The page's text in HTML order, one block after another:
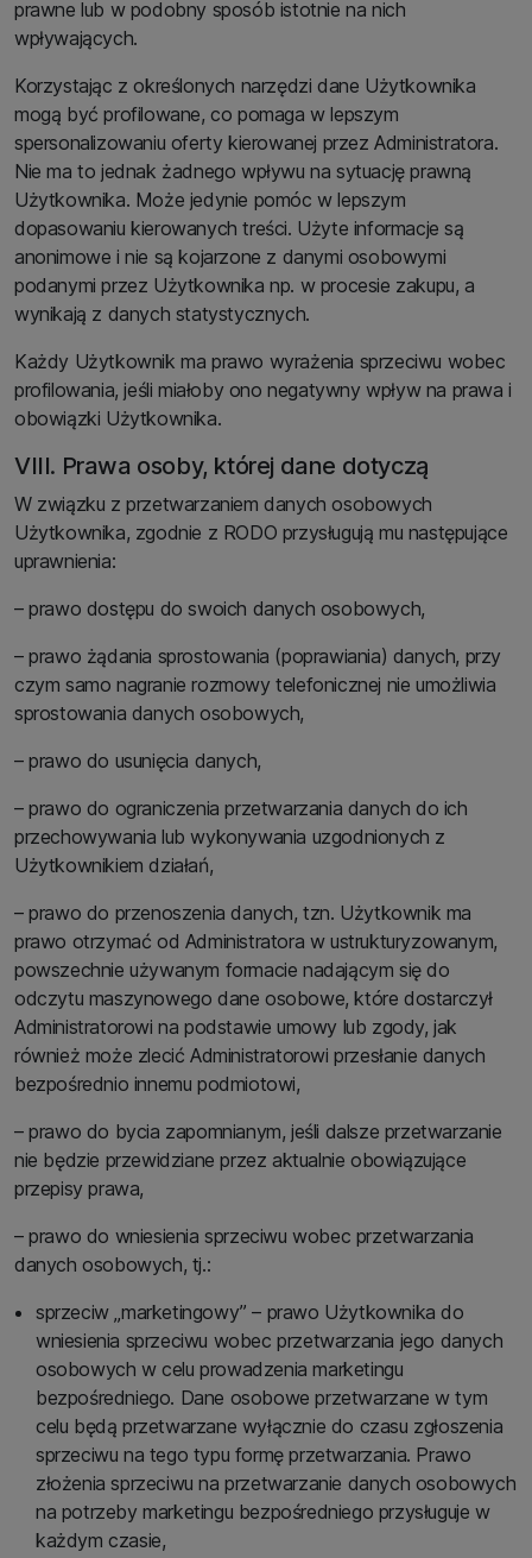
prawne lub w podobny sposób istotnie na nich
wpływających.
Korzystając z określonych narzędzi dane Użytkownika
mogą być profilowane, co pomaga w lepszym
spersonalizowaniu oferty kierowanej przez Administratora.
Nie ma to jednak żadnego wpływu na sytuację prawną
Użytkownika. Może jedynie pomóc w lepszym
dopasowaniu kierowanych treści. Użyte informacje są
anonimowe i nie są kojarzone z danymi osobowymi
podanymi przez Użytkownika np. w procesie zakupu, a
wynikają z danych statystycznych.
Każdy Użytkownik ma prawo wyrażenia sprzeciwu wobec
profilowania, jeśli miałoby ono negatywny wpływ na prawa i
obowiązki Użytkownika.
VIII. Prawa osoby, której dane dotyczą
W związku z przetwarzaniem danych osobowych
Użytkownika, zgodnie z RODO przysługują mu następujące
uprawnienia:
– prawo dostępu do swoich danych osobowych,
– prawo żądania sprostowania (poprawiania) danych, przy
czym samo nagranie rozmowy telefonicznej nie umożliwia
sprostowania danych osobowych,
– prawo do usunięcia danych,
– prawo do ograniczenia przetwarzania danych do ich
przechowywania lub wykonywania uzgodnionych z
Użytkownikiem działań,
– prawo do przenoszenia danych, tzn. Użytkownik ma
prawo otrzymać od Administratora w ustrukturyzowanym,
powszechnie używanym formacie nadającym się do
odczytu maszynowego dane osobowe, które dostarczył
Administratorowi na podstawie umowy lub zgody, jak
również może zlecić Administratorowi przesłanie danych
bezpośrednio innemu podmiotowi,
– prawo do bycia zapomnianym, jeśli dalsze przetwarzanie
nie będzie przewidziane przez aktualnie obowiązujące
przepisy prawa,
– prawo do wniesienia sprzeciwu wobec przetwarzania
danych osobowych, tj.:
sprzeciw „marketingowy” – prawo Użytkownika do
wniesienia sprzeciwu wobec przetwarzania jego danych
osobowych w celu prowadzenia marketingu
bezpośredniego. Dane osobowe przetwarzane w tym
celu będą przetwarzane wyłącznie do czasu zgłoszenia
sprzeciwu na tego typu formę przetwarzania. Prawo
złożenia sprzeciwu na przetwarzanie danych osobowych
na potrzeby marketingu bezpośredniego przysługuje w
każdym czasie,